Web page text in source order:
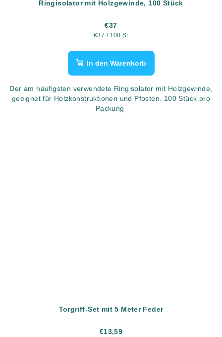
Ringisolator mit Holzgewinde, 100 Stück
€37
Verkaufspreis:
€37 / 100 St
In den Warenkorb
Der am häufigsten verwendete Ringisolator mit Holzgewinde,
geeignet für Holzkonstruktionen und Pfosten. 100 Stück pro
Packung
Torgriff-Set mit 5 Meter Feder
€13,59